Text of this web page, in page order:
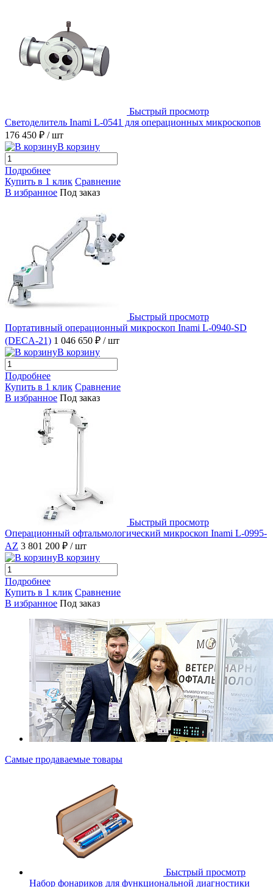
Быстрый просмотр
Светоделитель Inami L-0541 для операционных микроскопов
176 450 ₽ / шт
В корзину
Подробнее
Купить в 1 клик Сравнение
В избранное Под заказ
Быстрый просмотр
Портативный операционный микроскоп Inami L-0940-SD
(DECA-21) 1 046 650 ₽ / шт
В корзину
Подробнее
Купить в 1 клик Сравнение
В избранное Под заказ
Быстрый просмотр
Операционный офтальмологический микроскоп Inami L-0995-
AZ 3 801 200 ₽ / шт
В корзину
Подробнее
Купить в 1 клик Сравнение
В избранное Под заказ
Самые продаваемые товары
Быстрый просмотр
Набор фонариков для функциональной диагностики